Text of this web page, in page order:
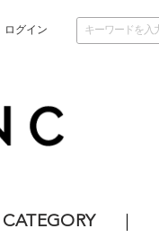
ログイン
CATEGORY